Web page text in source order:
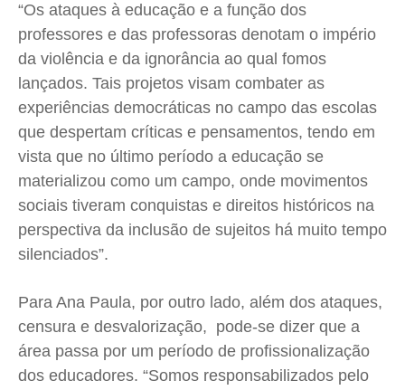
“Os ataques à educação e a função dos
professores e das professoras denotam o império
da violência e da ignorância ao qual fomos
lançados. Tais projetos visam combater as
experiências democráticas no campo das escolas
que despertam críticas e pensamentos, tendo em
vista que no último período a educação se
materializou como um campo, onde movimentos
sociais tiveram conquistas e direitos históricos na
perspectiva da inclusão de sujeitos há muito tempo
silenciados”.
Para Ana Paula, por outro lado, além dos ataques,
censura e desvalorização, pode-se dizer que a
área passa por um período de profissionalização
dos educadores. “Somos responsabilizados pelo